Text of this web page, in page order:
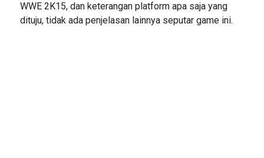
WWE 2K15, dan keterangan platform apa saja yang
dituju, tidak ada penjelasan lainnya seputar game ini.